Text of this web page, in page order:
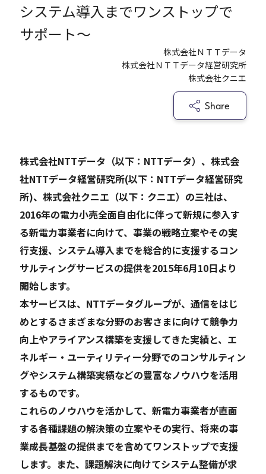
Company
サイト内検索
システム導入までワンストップで
サポート～
株式会社ＮＴＴデータ
株式会社ＮＴＴデータ経営研究所
株式会社クニエ
Share
株式会社NTTデータ（以下：NTTデータ）、株式会
社NTTデータ経営研究所(以下：NTTデータ経営研究
所)、株式会社クニエ（以下：クニエ）の三社は、
2016年の電力小売全面自由化に伴って新規に参入す
る新電力事業者に向けて、事業の戦略立案やその実
行支援、システム導入までを総合的に支援するコン
サルティングサービスの提供を2015年6月10日より
開始します。
本サービスは、NTTデータグループが、通信をはじ
めとするさまざまな分野のお客さまに向けて競争力
向上やアライアンス構築を支援してきた実績と、エ
ネルギー・ユーティリティー分野でのコンサルティン
グやシステム構築実績などの豊富なノウハウを活用
するものです。
これらのノウハウを活かして、新電力事業者が直面
する各種課題の解決策の立案やその実行、将来の事
業成長基盤の提供までを含めてワンストップで支援
します。また、課題解決に向けてシステム整備が求